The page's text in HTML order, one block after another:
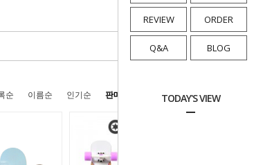
REVIEW ORDER
Q&A BLOG
TODAY'S VIEW
순 이름순 인기순 판매순 높은가격순 낮은가격순